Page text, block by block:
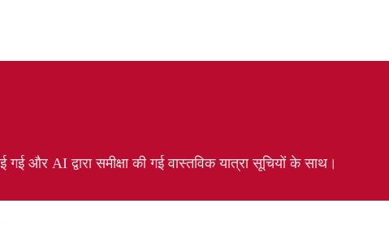
गई और AI द्वारा समीक्षा की गई वास्तविक यात्रा सूचियों के साथ।